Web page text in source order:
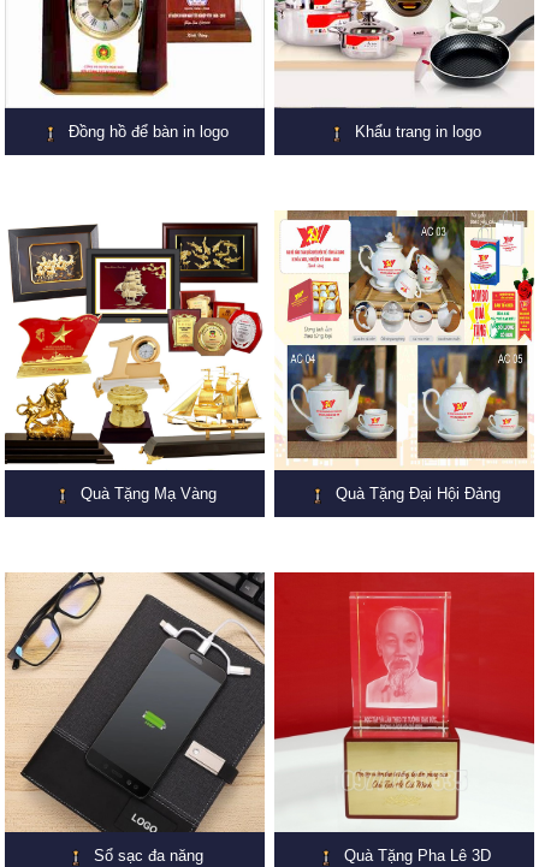
Đồng hồ để bàn in logo Khẩu trang in logo
Quà Tặng Mạ Vàng Quà Tặng Đại Hội Đảng
Sổ sạc đa năng Quà Tặng Pha Lê 3D